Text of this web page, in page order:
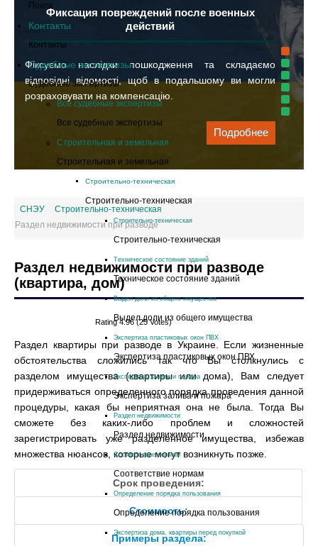
Поиск
Контакты
Контакты
Судебные экспертизы
Судебные экспертизы
Все судебные экспертизы
Все судебные экспертизы
Строительная и земельная
Строительная и земельная
Cтроительно-техническая
Cтроительно-техническая
Cтроительно-техническая
Cтроительно-техническая
Техническое состояние зданий
Техническое состояние зданий
Выдел доли из общего имущества
Выдел доли из общего имущества
Экспертиза пластиковых окон ПВХ
Экспертиза пластиковых окон ПВХ
Экспертиза залива и пожара
Экспертиза залива и пожара
Раздел недвижимости
Раздел недвижимости
Соответствие нормам
Соответствие нормам
Определение порядка пользования
Определение порядка пользования
Экспертиза дома, квартиры перед покупкой
Фиксация повреждений после военных
действий
Фіксуємо наслідки пошкодження та складаємо
відповідні відомості, щоб в подальшому ви могли
розраховувати на компенсацію.
Подробнее
СНЭУ
Cтроительно-техническая
Раздел недвижимости при разводе
Раздел недвижимости при разводе
(квартира, дом)
Rating 4.96 (25 Votes)
Раздел квартиры при разводе в Украине. Если жизненные
обстоятельства сложились так что Вы столкнулись с
разделом имущества (квартиры или дома), Вам следует
придерживаться определенного порядка проведения данной
процедуры, какая бы неприятная она не была. Тогда Вы
сможете без каких-либо проблем и сложностей
зарегистрировать уже разделенное имущества, избежав
множества нюансов, которые могут возникнуть позже.
Срок проведения:
Стоимость:
Примеры раздела: